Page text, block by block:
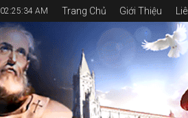
02:25:34 AM Trang Chủ Giới Thiệu